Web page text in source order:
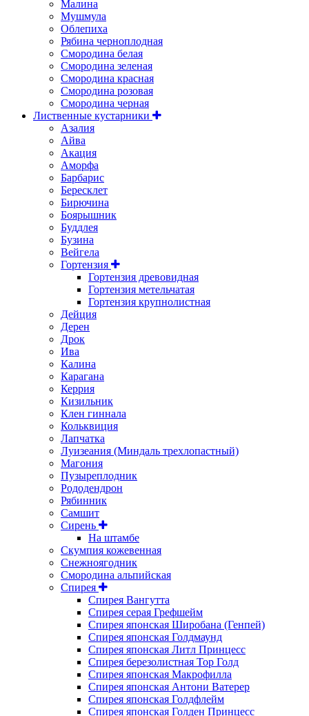
Малина
Мушмула
Облепиха
Рябина черноплодная
Смородина белая
Смородина зеленая
Смородина красная
Смородина розовая
Смородина черная
Лиственные кустарники
Азалия
Айва
Акация
Аморфа
Барбарис
Бересклет
Бирючина
Боярышник
Буддлея
Бузина
Вейгела
Гортензия
Гортензия древовидная
Гортензия метельчатая
Гортензия крупнолистная
Дейция
Дерен
Дрок
Ива
Калина
Карагана
Керрия
Кизильник
Клен гиннала
Кольквиция
Лапчатка
Луизеания (Миндаль трехлопастный)
Магония
Пузыреплодник
Рододендрон
Рябинник
Самшит
Сирень
На штамбе
Скумпия кожевенная
Снежноягодник
Смородина альпийская
Спирея
Спирея Вангутта
Спирея серая Грефшейм
Спирея японская Широбана (Генпей)
Спирея японская Голдмаунд
Спирея японская Литл Принцесс
Спирея березолистная Тор Голд
Спирея японская Макрофилла
Спирея японская Антони Ватерер
Спирея японская Голдфлейм
Спирея японская Голден Принцесс